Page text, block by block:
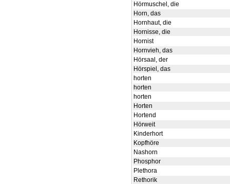
Hörmuschel, die
Horn, das
Hornhaut, die
Hornisse, die
Hornist
Hornvieh, das
Hörsaal, der
Hörspiel, das
horten
horten
horten
Horten
Hortend
Hörweit
Kinderhort
Kopfhöre
Nashorn
Phosphor
Plethora
Rethorik